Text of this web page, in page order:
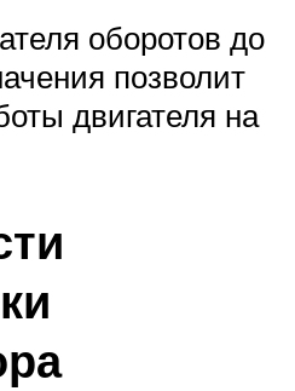
оборотов до
позволит
двигателя на